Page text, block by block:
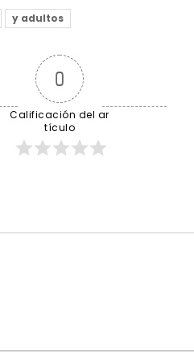
y adultos
0
Calificación del ar
tículo